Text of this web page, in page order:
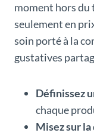
moment hors du
seulement en
soin porté à la
gustatives
Définissez
chaque
Misez sur